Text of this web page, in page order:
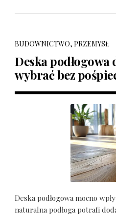
BUDOWNICTWO, PRZEMYSŁ
Deska podłogowa
wybrać bez
Deska podłogowa mocno
naturalna podłoga potrafi